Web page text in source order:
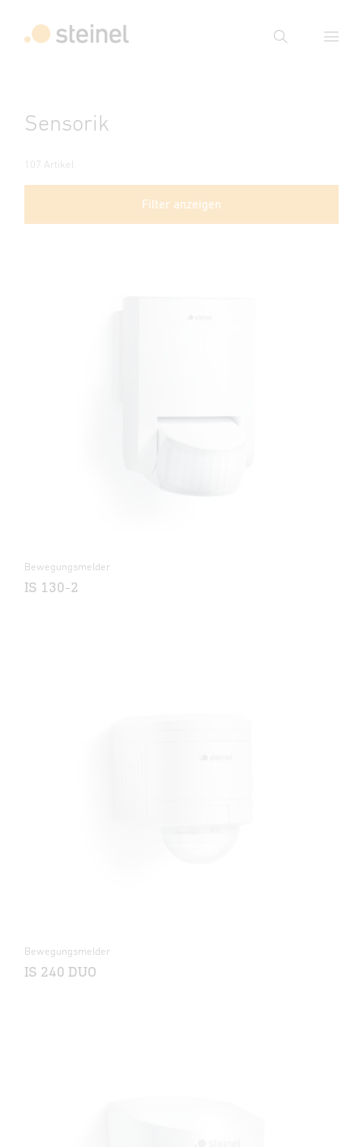
Suche
Suche
Sensorik
107 Artikel
Filter anzeigen
Bewegungsmelder
IS 130-2
Bewegungsmelder
IS 240 DUO